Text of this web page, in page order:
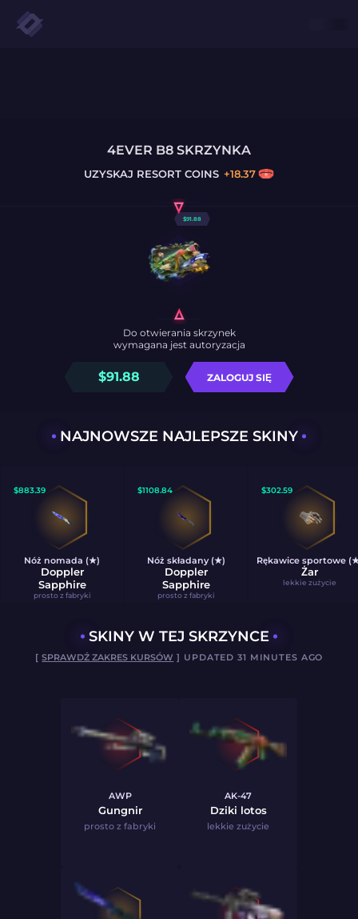
4EVER B8 SKRZYNKA
UZYSKAJ RESORT COINS +18.37
$91.88
$91.88 ZALOGUJ SIĘ
Do otwierania skrzynek
wymagana jest autoryzacja
NAJNOWSZE NAJLEPSZE SKINY
$883.39
Nóż nomada (★)
Doppler
Sapphire
prosto z fabryki
$1108.84
Nóż składany (★)
Doppler
Sapphire
prosto z fabryki
$302.59
Rękawice sportowe
Żar
lekkie zużycie
SKINY W TEJ SKRZYNCE
[SPRAWDŹ ZAKRES KURSÓW ] UPDATED 31 MINUTES AGO
AWP
Gungnir
prosto z fabryki
AK-47
Dziki lotos
lekkie zużycie